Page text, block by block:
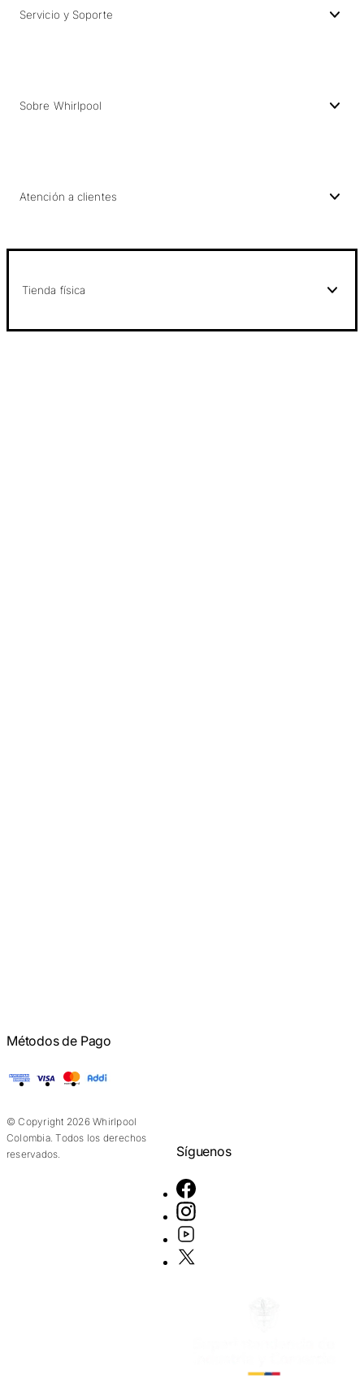
Servicio y Soporte
Sobre Whirlpool
Atención a clientes
Tienda física
Métodos de Pago
American Express
Visa Mastercard
© Copyright 2026 Whirlpool
Colombia. Todos los derechos
reservados.
Síguenos